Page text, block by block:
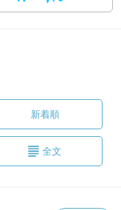
新着順
全文